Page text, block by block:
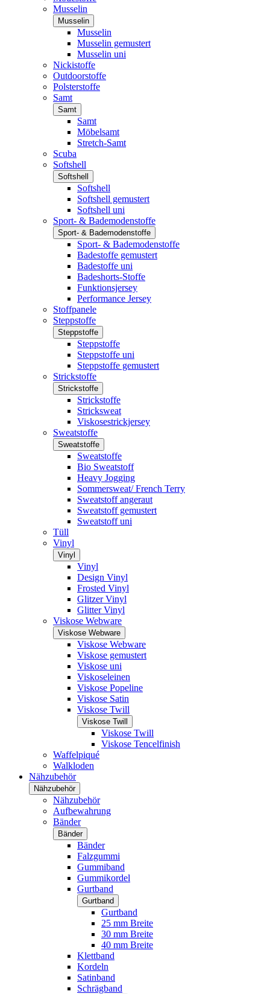
Musselin
Musselin
Musselin
Musselin gemustert
Musselin uni
Nickistoffe
Outdoorstoffe
Polsterstoffe
Samt
Samt
Samt
Möbelsamt
Stretch-Samt
Scuba
Softshell
Softshell
Softshell
Softshell gemustert
Softshell uni
Sport- & Bademodenstoffe
Sport- & Bademodenstoffe
Sport- & Bademodenstoffe
Badestoffe gemustert
Badestoffe uni
Badeshorts-Stoffe
Funktionsjersey
Performance Jersey
Stoffpanele
Steppstoffe
Steppstoffe
Steppstoffe
Steppstoffe uni
Steppstoffe gemustert
Strickstoffe
Strickstoffe
Strickstoffe
Stricksweat
Viskosestrickjersey
Sweatstoffe
Sweatstoffe
Sweatstoffe
Bio Sweatstoff
Heavy Jogging
Sommersweat/ French Terry
Sweatstoff angeraut
Sweatstoff gemustert
Sweatstoff uni
Tüll
Vinyl
Vinyl
Vinyl
Design Vinyl
Frosted Vinyl
Glitzer Vinyl
Glitter Vinyl
Viskose Webware
Viskose Webware
Viskose Webware
Viskose gemustert
Viskose uni
Viskoseleinen
Viskose Popeline
Viskose Satin
Viskose Twill
Viskose Twill
Viskose Twill
Viskose Tencelfinish
Waffelpiqué
Walkloden
Nähzubehör
Nähzubehör
Nähzubehör
Aufbewahrung
Bänder
Bänder
Bänder
Falzgummi
Gummiband
Gummikordel
Gurtband
Gurtband
Gurtband
25 mm Breite
30 mm Breite
40 mm Breite
Klettband
Kordeln
Satinband
Schrägband